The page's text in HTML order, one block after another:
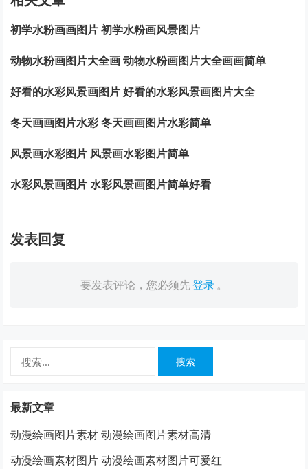
初学水粉画画图片 初学水粉画风景图片
动物水粉画图片大全画 动物水粉画图片大全画画简单
好看的水彩风景画图片 好看的水彩风景画图片大全
冬天画画图片水彩 冬天画画图片水彩简单
风景画水彩图片 风景画水彩图片简单
水彩风景画图片 水彩风景画图片简单好看
发表回复
要发表评论，您必须先登录。
最新文章
动漫绘画图片素材 动漫绘画图片素材高清
动漫绘画素材图片 动漫绘画素材图片可爱红